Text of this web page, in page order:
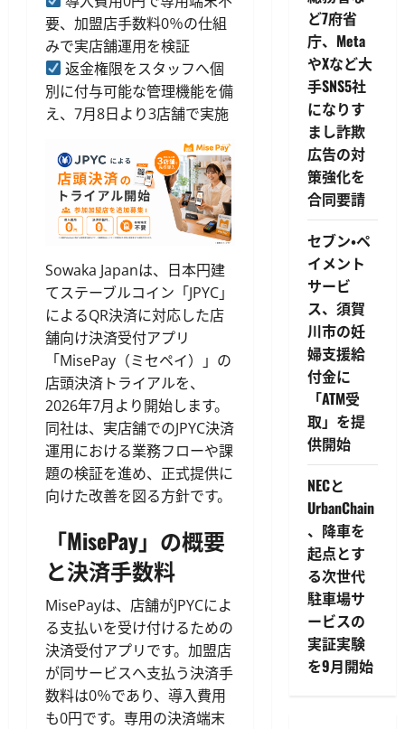
要、加盟店手数料0％の仕組
みで実店舗運用を検証
返金権限をスタッフへ個
別に付与可能な管理機能を備
え、7月8日より3店舗で実施
Sowaka Japanは、日本円建
てステーブルコイン「JPYC」
によるQR決済に対応した店
舗向け決済受付アプリ
「MisePay（ミセペイ）」の
店頭決済トライアルを、
2026年7月より開始します。
同社は、実店舗でのJPYC決済
運用における業務フローや課
題の検証を進め、正式提供に
向けた改善を図る方針です。
「MisePay」の概要
と決済手数料
MisePayは、店舗がJPYCによ
る支払いを受け付けるための
決済受付アプリです。加盟店
が同サービスへ支払う決済手
数料は0％であり、導入費用
も0円です。専用の決済端末
ど7府省
庁、Meta
やXなど大
手SNS5社
になりす
まし詐欺
広告の対
策強化を
合同要請
セブン・ペ
イメント
サービ
ス、須賀
川市の妊
婦支援給
付金に
「ATM受
取」を提
供開始
NECと
UrbanChain
、降車を
起点とす
る次世代
駐車場サ
ービスの
実証実験
を9月開始